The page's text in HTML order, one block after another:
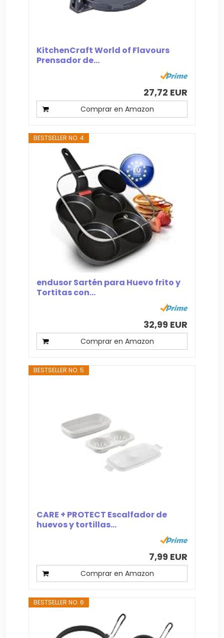
KitchenCraft World of Flavours
Prensador de...
27,72 EUR
Comprar en Amazon
BESTSELLER NO. 4
endusor Sartén para Huevo frito y
Tortitas con...
32,99 EUR
Comprar en Amazon
BESTSELLER NO. 5
CARE + PROTECT Escalfador de
huevos y tortillas...
7,99 EUR
Comprar en Amazon
BESTSELLER NO. 6